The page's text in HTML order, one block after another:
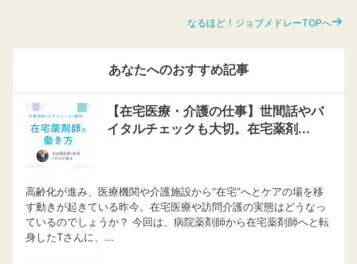
なるほど！ジョブメドレーTOPへ
あなたへのおすすめ記事
【在宅医療・介護の仕事】世間話やバ
イタルチェックも大切。在宅薬剤...
高齢化が進み、医療機関や介護施設から“在宅”へとケアの場を移
す動きが起きている昨今。在宅医療や訪問介護の実態はどうなっ
ているのでしょうか？ 今回は、病院薬剤師から在宅薬剤師へと転
身したTさんに、...